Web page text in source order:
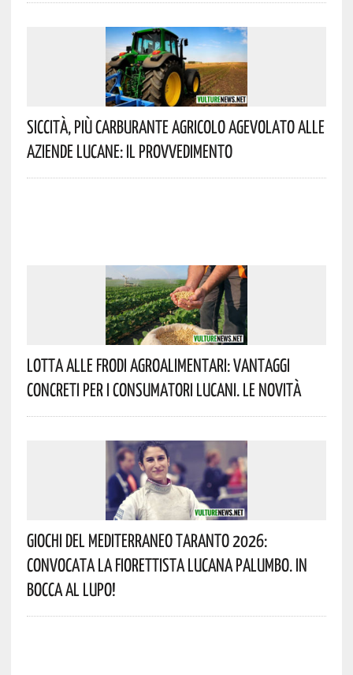
Siccità, Più Carburante Agricolo Agevolato Alle
Aziende Lucane: Il Provvedimento
Lotta Alle Frodi Agroalimentari: Vantaggi
Concreti Per I Consumatori Lucani. Le Novità
Giochi Del Mediterraneo Taranto 2026:
Convocata La Fiorettista Lucana Palumbo. In
Bocca Al Lupo!